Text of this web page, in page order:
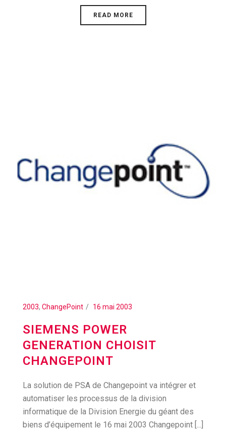
READ MORE
2003, ChangePoint 16 mai 2003
SIEMENS POWER
GENERATION CHOISIT
CHANGEPOINT
La solution de PSA de Changepoint va intégrer et
automatiser les processus de la division
informatique de la Division Energie du géant des
biens d’équipement le 16 mai 2003 Changepoint [...]